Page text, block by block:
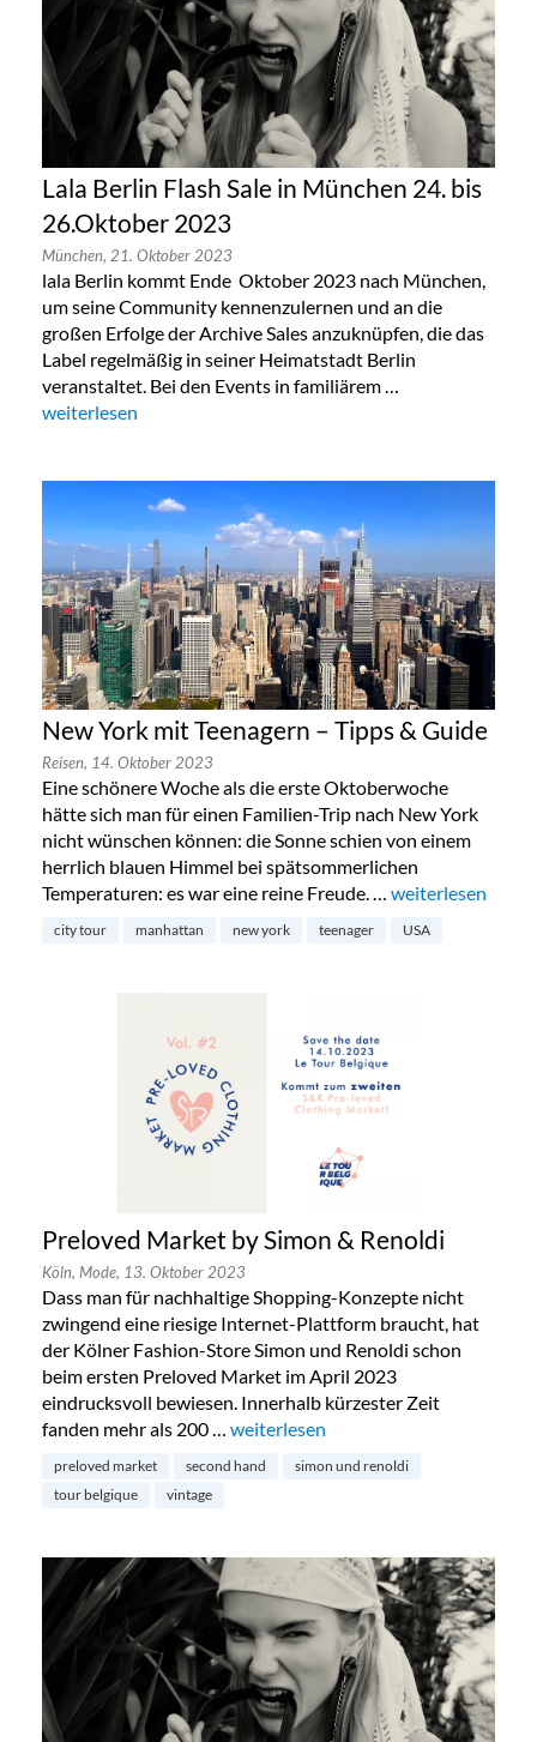
Lala Berlin Flash Sale in München 24. bis
26.Oktober 2023
München, 21. Oktober 2023
lala Berlin kommt Ende Oktober 2023 nach München,
um seine Community kennenzulernen und an die
großen Erfolge der Archive Sales anzuknüpfen, die das
Label regelmäßig in seiner Heimatstadt Berlin
veranstaltet. Bei den Events in familiärem …
„Lala Berlin Flash Sale in München 24. bis 26.Oktober 2023“
weiterlesen
New York mit Teenagern – Tipps & Guide
Reisen, 14. Oktober 2023
Eine schönere Woche als die erste Oktoberwoche
hätte sich man für einen Familien-Trip nach New York
nicht wünschen können: die Sonne schien von einem
herrlich blauen Himmel bei spätsommerlichen
Temperaturen: es war eine reine Freude. … „New York mit
weiterlesen
city tour manhattan new york teenager USA
Preloved Market by Simon & Renoldi
Köln, Mode, 13. Oktober 2023
Dass man für nachhaltige Shopping-Konzepte nicht
zwingend eine riesige Internet-Plattform braucht, hat
der Kölner Fashion-Store Simon und Renoldi schon
beim ersten Preloved Market im April 2023
eindrucksvoll bewiesen. Innerhalb kürzester Zeit
fanden mehr als 200 … „Preloved Market by Simon &
weiterlesen
preloved market second hand
simon und renoldi
tour belgique
vintage